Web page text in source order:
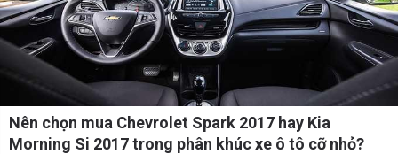
Nên chọn mua Chevrolet Spark 2017 hay Kia
Morning Si 2017 trong phân khúc xe ô tô cỡ nhỏ?